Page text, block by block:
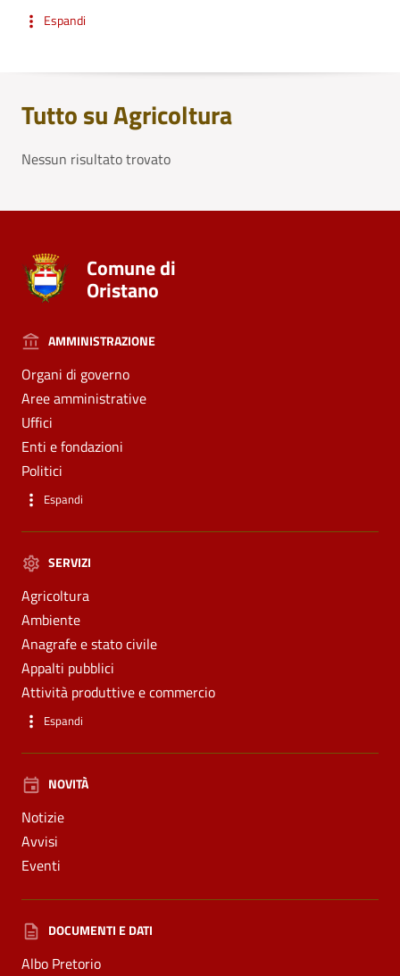
Espandi
Tutto su Agricoltura
Nessun risultato trovato
Comune di
Oristano
AMMINISTRAZIONE
Organi di governo
Aree amministrative
Uffici
Enti e fondazioni
Politici
Espandi
SERVIZI
Agricoltura
Ambiente
Anagrafe e stato civile
Appalti pubblici
Attività produttive e commercio
Espandi
NOVITÀ
Notizie
Avvisi
Eventi
DOCUMENTI E DATI
Albo Pretorio